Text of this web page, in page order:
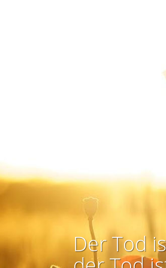
Der Tod